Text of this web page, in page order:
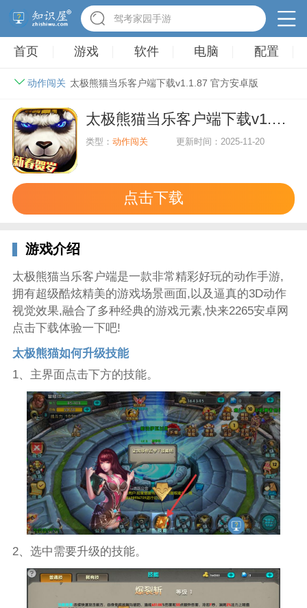
驾考家园手游
首页 游戏 软件 电脑 配置
动作闯关 太极熊猫当乐客户端下载v1.1.87 官方安卓版
太极熊猫当乐客户端下载v1.1.87 官方安卓版
类型：动作闯关 更新时间：2025-11-20
点击下载
游戏介绍
太极熊猫当乐客户端是一款非常精彩好玩的动作手游,
拥有超级酷炫精美的游戏场景画面,以及逼真的3D动作
视觉效果,融合了多种经典的游戏元素,快来2265安卓网
点击下载体验一下吧!
太极熊猫如何升级技能
1、主界面点击下方的技能。
2、选中需要升级的技能。